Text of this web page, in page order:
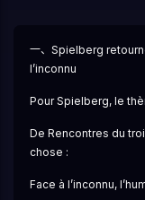
一、Spielberg
l’inconnu
Pour Spielberg, le
De Rencontres du
chose :
Face à l’inconnu,